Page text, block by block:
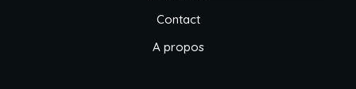
Contact
A propos